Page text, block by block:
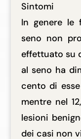
Sintomi
In genere le
seno non
effettuato su
al seno ha
cento di
mentre nel
lesioni
dei casi non